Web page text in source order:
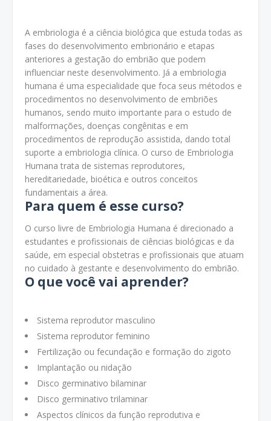
A embriologia é a ciência biológica que estuda todas as
fases do desenvolvimento embrionário e etapas
anteriores a gestação do embrião que podem
influenciar neste desenvolvimento. Já a embriologia
humana é uma especialidade que foca seus métodos e
procedimentos no desenvolvimento de embriões
humanos, sendo muito importante para o estudo de
malformações, doenças congênitas e em
procedimentos de reprodução assistida, dando total
suporte a embriologia clínica. O curso de Embriologia
Humana trata de sistemas reprodutores,
hereditariedade, bioética e outros conceitos
fundamentais a área.
Para quem é esse curso?
O curso livre de Embriologia Humana é direcionado a
estudantes e profissionais de ciências biológicas e da
saúde, em especial obstetras e profissionais que atuam
no cuidado à gestante e desenvolvimento do embrião.
O que você vai aprender?
Sistema reprodutor masculino
Sistema reprodutor feminino
Fertilização ou fecundação e formação do zigoto
Implantação ou nidação
Disco germinativo bilaminar
Disco germinativo trilaminar
Aspectos clínicos da função reprodutiva e